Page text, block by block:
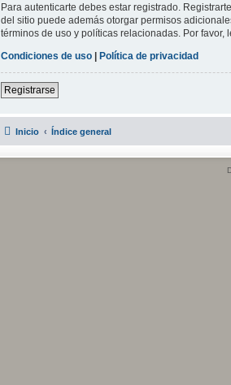
Para autenticarte debes estar registrado.
del sitio puede además otorgar permisos
términos de uso y políticas relacionadas. Por favor,
Condiciones de uso | Política de privacidad
Registrarse
Inicio Índice general